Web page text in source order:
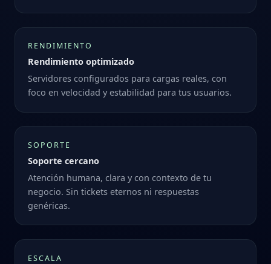
RENDIMIENTO
Rendimiento optimizado
Servidores configurados para cargas reales, con
foco en velocidad y estabilidad para tus usuarios.
SOPORTE
Soporte cercano
Atención humana, clara y con contexto de tu
negocio. Sin tickets eternos ni respuestas
genéricas.
ESCALA